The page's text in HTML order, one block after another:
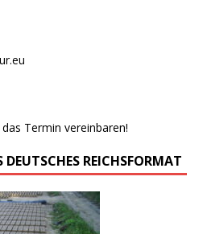
Termin vereinbaren!
REICHSFORMAT